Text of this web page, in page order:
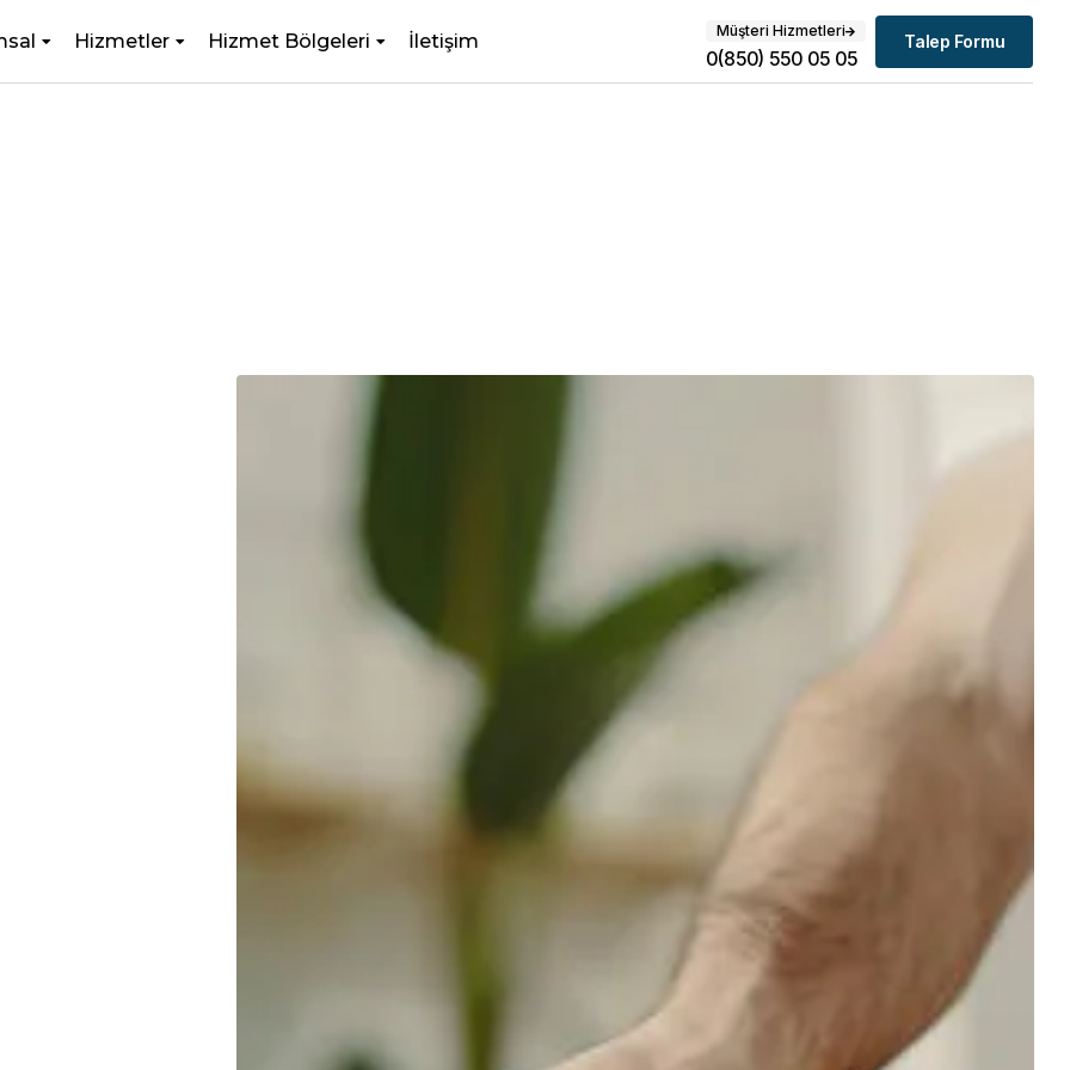
Hizmetler Hizmet Bölgeleri İletişim Müşteri Hizmetleri
0(850) 550 05 05
Talep Formu